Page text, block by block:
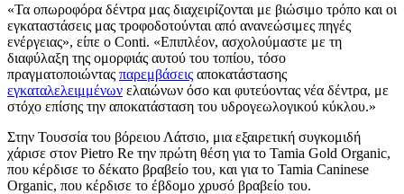
«Τα οπωροφόρα δέντρα μας διαχειρίζονται με βιώσιμο τρόπο και οι
εγκαταστάσεις μας τροφοδοτούνται από ανανεώσιμες πηγές
ενέργειας», είπε ο Conti. «Επιπλέον, ασχολούμαστε με τη
διαφύλαξη της ομορφιάς αυτού του τοπίου, τόσο
πραγματοποιώντας παρεμβάσεις αποκατάστασης
εγκαταλελειμμένων ελαιώνων όσο και φυτεύοντας νέα δέντρα, με
στόχο επίσης την αποκατάσταση του υδρογεωλογικού κύκλου.»
Στην Τουσσία του βόρειου Λάτσιο, μια εξαιρετική συγκομιδή
χάρισε στον Pietro Re την πρώτη θέση για το Tamia Gold Organic,
που κέρδισε το δέκατο βραβείο του, και για το Tamia Caninese
Organic, που κέρδισε το έβδομο χρυσό βραβείο του.